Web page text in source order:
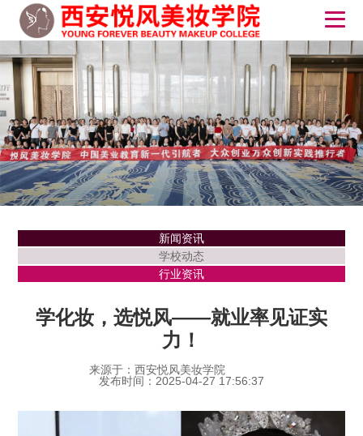
新闻资讯
学校动态
行业资讯
学化妆，选悦风——就业率见证实
力！
来源于：西安悦风美妆学院
发布时间：2025-04-27 17:56:37